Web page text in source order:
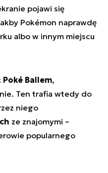
pojawi się
Pokémon naprawdę
albo w innym miejscu
Poké Ballem,
Ten trafia wtedy do
niego
ze znajomymi –
popularnego